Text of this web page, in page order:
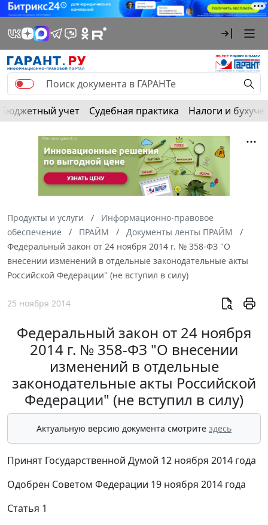
Бюджетный учет Судебная практика Налоги и
Продукты и услуги
Информационно-правовое
обеспечение
ПРАЙМ
Документы ленты ПРАЙМ
Федеральный закон от 24 ноября 2014 г. № 358-ФЗ "О
внесении изменений в отдельные законодательные акты
Российской Федерации" (не вступил в силу)
25 ноября 2014
Федеральный закон от 24 ноября
2014 г. № 358-ФЗ "О внесении
изменений в отдельные
законодательные акты Российской
Федерации" (не вступил в силу)
Актуальную версию документа смотрите здесь
Принят Государственной Думой 12 ноября 2014 года
Одобрен Советом Федерации 19 ноября 2014 года
Статья 1